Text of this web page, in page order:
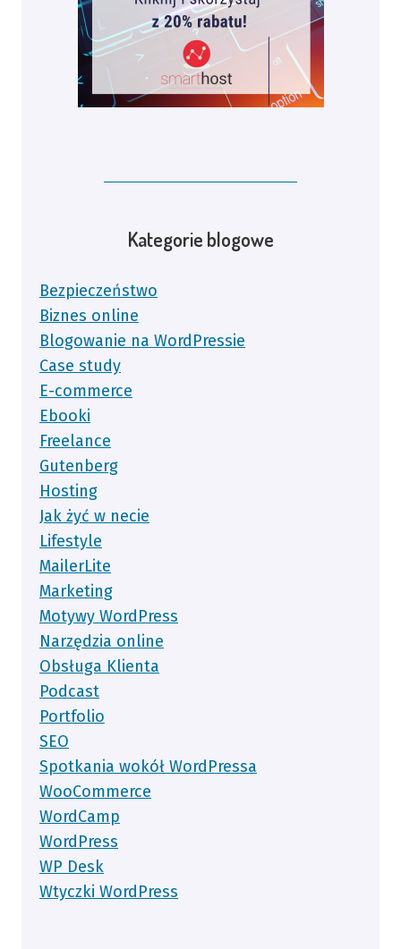
Kategorie blogowe
Bezpieczeństwo
Biznes online
Blogowanie na WordPressie
Case study
E-commerce
Ebooki
Freelance
Gutenberg
Hosting
Jak żyć w necie
Lifestyle
MailerLite
Marketing
Motywy WordPress
Narzędzia online
Obsługa Klienta
Podcast
Portfolio
SEO
Spotkania wokół WordPressa
WooCommerce
WordCamp
WordPress
WP Desk
Wtyczki WordPress